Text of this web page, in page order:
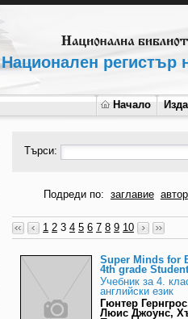
Национален регистър
Начало
Търси:
Подреди по: заглавие автор
1 2 3 4 5 6 7 8 9 10
Super Minds for
4th grade
Учебник за 4.
английски език
Гюнтер
Люис Джоунс,